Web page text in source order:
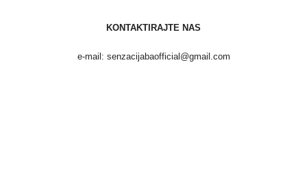
KONTAKTIRAJTE NAS
e-mail: senzacijabaofficial@gmail.com